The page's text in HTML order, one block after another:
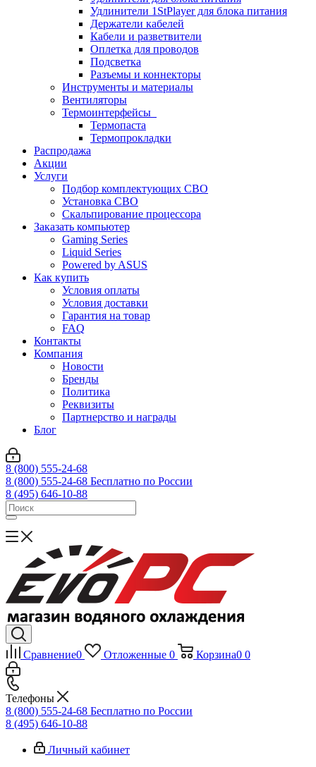
Удлинители 1StPlayer для блока питания
Держатели кабелей
Кабели и разветвители
Оплетка для проводов
Подсветка
Разъемы и коннекторы
Инструменты и материалы
Вентиляторы
Термоинтерфейсы
Термопаста
Термопрокладки
Распродажа
Акции
Услуги
Подбор комплектующих СВО
Установка СВО
Скальпирование процессора
Заказать компьютер
Gaming Series
Liquid Series
Powered by ASUS
Как купить
Условия оплаты
Условия доставки
Гарантия на товар
FAQ
Контакты
Компания
Новости
Бренды
Политика
Реквизиты
Партнерство и награды
Блог
8 (800) 555-24-68
8 (800) 555-24-68 Бесплатно по России
8 (495) 646-10-88
Сравнение0 Отложенные 0 Корзина0 0
Телефоны
8 (800) 555-24-68 Бесплатно по России
8 (495) 646-10-88
Личный кабинет